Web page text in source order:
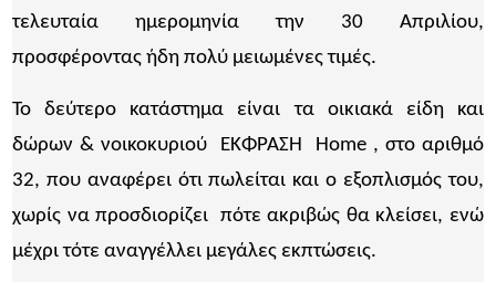
τελευταία ημερομηνία την 30 Απριλίου,
προσφέροντας ήδη πολύ μειωμένες τιμές.
Το δεύτερο κατάστημα είναι τα οικιακά είδη και
δώρων & νοικοκυριού ΕΚΦΡΑΣΗ Home , στο αριθμό
32, που αναφέρει ότι πωλείται και ο εξοπλισμός του,
χωρίς να προσδιορίζει πότε ακριβώς θα κλείσει, ενώ
μέχρι τότε αναγγέλλει μεγάλες εκπτώσεις.